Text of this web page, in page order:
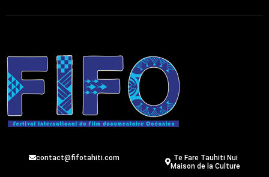
contact@fifotahiti.com
Te Fare Tauhiti Nui
Maison de la Culture